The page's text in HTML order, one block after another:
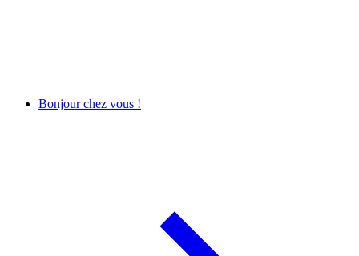
Bonjour chez vous !